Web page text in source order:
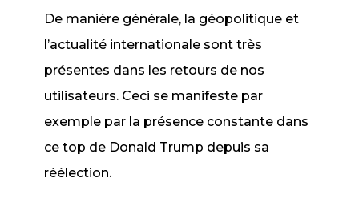
De manière générale, la géopolitique et
l’actualité internationale sont très
présentes dans les retours de nos
utilisateurs. Ceci se manifeste par
exemple par la présence constante dans
ce top de Donald Trump depuis sa
réélection.